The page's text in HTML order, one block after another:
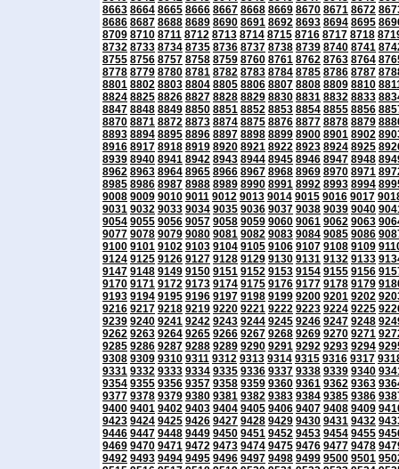
8663 8664 8665 8666 8667 8668 8669 8670 8671 8672
8686 8687 8688 8689 8690 8691 8692 8693 8694 8695
8709 8710 8711 8712 8713 8714 8715 8716 8717 8718
8732 8733 8734 8735 8736 8737 8738 8739 8740 8741
8755 8756 8757 8758 8759 8760 8761 8762 8763 8764
8778 8779 8780 8781 8782 8783 8784 8785 8786 8787
8801 8802 8803 8804 8805 8806 8807 8808 8809 8810
8824 8825 8826 8827 8828 8829 8830 8831 8832 8833
8847 8848 8849 8850 8851 8852 8853 8854 8855 8856
8870 8871 8872 8873 8874 8875 8876 8877 8878 8879
8893 8894 8895 8896 8897 8898 8899 8900 8901 8902
8916 8917 8918 8919 8920 8921 8922 8923 8924 8925
8939 8940 8941 8942 8943 8944 8945 8946 8947 8948
8962 8963 8964 8965 8966 8967 8968 8969 8970 8971
8985 8986 8987 8988 8989 8990 8991 8992 8993 8994
9008 9009 9010 9011 9012 9013 9014 9015 9016 9017
9031 9032 9033 9034 9035 9036 9037 9038 9039 9040
9054 9055 9056 9057 9058 9059 9060 9061 9062 9063
9077 9078 9079 9080 9081 9082 9083 9084 9085 9086
9100 9101 9102 9103 9104 9105 9106 9107 9108 9109
9124 9125 9126 9127 9128 9129 9130 9131 9132 9133
9147 9148 9149 9150 9151 9152 9153 9154 9155 9156
9170 9171 9172 9173 9174 9175 9176 9177 9178 9179
9193 9194 9195 9196 9197 9198 9199 9200 9201 9202
9216 9217 9218 9219 9220 9221 9222 9223 9224 9225
9239 9240 9241 9242 9243 9244 9245 9246 9247 9248
9262 9263 9264 9265 9266 9267 9268 9269 9270 9271
9285 9286 9287 9288 9289 9290 9291 9292 9293 9294
9308 9309 9310 9311 9312 9313 9314 9315 9316 9317
9331 9332 9333 9334 9335 9336 9337 9338 9339 9340
9354 9355 9356 9357 9358 9359 9360 9361 9362 9363
9377 9378 9379 9380 9381 9382 9383 9384 9385 9386
9400 9401 9402 9403 9404 9405 9406 9407 9408 9409
9423 9424 9425 9426 9427 9428 9429 9430 9431 9432
9446 9447 9448 9449 9450 9451 9452 9453 9454 9455
9469 9470 9471 9472 9473 9474 9475 9476 9477 9478
9492 9493 9494 9495 9496 9497 9498 9499 9500 9501